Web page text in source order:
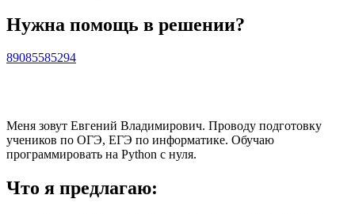
Нужна помощь в решении?
89085585294
Меня зовут Евгений Владимирович. Проводу подготовку
учеников по ОГЭ, ЕГЭ по информатике. Обучаю
программировать на Python с нуля.
Что я предлагаю: